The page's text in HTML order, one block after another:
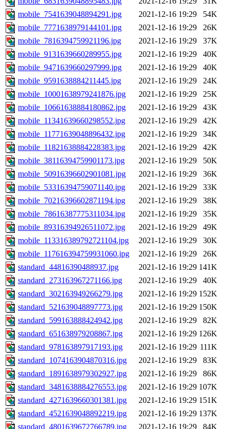
mobile_7541639048894291.jpg
2021-12-16 19:29
54K
mobile_7771638979144101.jpg
2021-12-16 19:29
26K
mobile_7816394759921196.jpg
2021-12-16 19:29
37K
mobile_9131639660289955.jpg
2021-12-16 19:29
40K
mobile_9471639660297999.jpg
2021-12-16 19:29
40K
mobile_9591638884211445.jpg
2021-12-16 19:29
24K
mobile_10001638979241876.jpg
2021-12-16 19:29
25K
mobile_10661638884180862.jpg
2021-12-16 19:29
43K
mobile_11341639660298552.jpg
2021-12-16 19:29
42K
mobile_11771639048896432.jpg
2021-12-16 19:29
34K
mobile_11821638884228383.jpg
2021-12-16 19:29
42K
mobile_38116394759901173.jpg
2021-12-16 19:29
50K
mobile_50916396602901081.jpg
2021-12-16 19:29
36K
mobile_53316394759071140.jpg
2021-12-16 19:29
33K
mobile_70216396602871194.jpg
2021-12-16 19:29
38K
mobile_78616387775311034.jpg
2021-12-16 19:29
35K
mobile_89316394926511072.jpg
2021-12-16 19:29
49K
mobile_113316389792721104.jpg
2021-12-16 19:29
30K
mobile_117616394759931060.jpg
2021-12-16 19:29
26K
standard_44816390488937.jpg
2021-12-16 19:29 141K
standard_273163967271166.jpg
2021-12-16 19:29
40K
standard_302163949266279.jpg
2021-12-16 19:29 152K
standard_521639048897773.jpg
2021-12-16 19:29 150K
standard_599163888424942.jpg
2021-12-16 19:29
82K
standard_651638979208867.jpg
2021-12-16 19:29 126K
standard_978163897917193.jpg
2021-12-16 19:29 111K
standard_1074163904870316.jpg
2021-12-16 19:29
83K
standard_1891638979302927.jpg
2021-12-16 19:29
86K
standard_3481638884276553.jpg
2021-12-16 19:29 107K
standard_4271639660301381.jpg
2021-12-16 19:29 151K
standard_4521639048892219.jpg
2021-12-16 19:29 137K
standard_4801639672766789.jpg
2021-12-16 19:29
84K